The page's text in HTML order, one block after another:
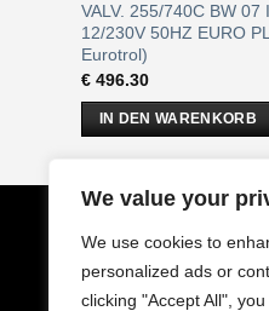
We value your
We use cookies to
personalized ads or
clicking "Accept All",
VALV. 255/740C BW 07
12/230V 50HZ EURO
Eurotrol)
€496.30
IN DEN WARENKORB
CobrAmGmbH
Stuwerstraße 50/1
1020 Wien -